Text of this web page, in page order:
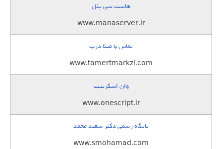
هاست سی پنل
www.manaserver.ir
تماس با مینا درب
www.tamertmarkzi.com
وان اسکریپت
www.onescript.ir
پایگاه رسمی دکتر سعید محمد
www.smohamad.com